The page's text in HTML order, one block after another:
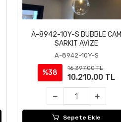
Sepete Ekle
A-8942-10Y-S BUBBLE CAM
SARKIT AVİZE
A-8942-10Y-S
%38
16.397,00 TL
10.210,00 TL
Sepete Ekle